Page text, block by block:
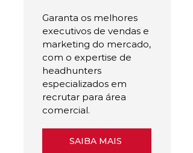
Garanta os melhores
executivos de vendas e
marketing do mercado,
com o expertise de
headhunters
especializados em
recrutar para área
comercial.
SAIBA MAIS